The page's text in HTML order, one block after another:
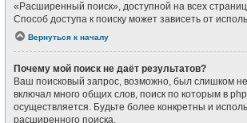
«Расширенный поиск», доступной на всех
Способ доступа к поиску может зависеть от
Вернуться к началу
Почему мой поиск не даёт результатов?
Ваш поисковый запрос, возможно, был слишком
включал много общих слов, поиск по которым в
осуществляется. Будьте более конкретны и
расширенного поиска.